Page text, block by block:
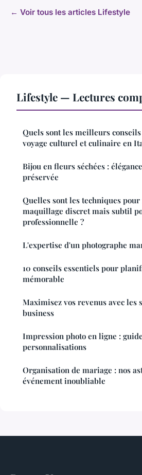
← Voir tous les articles Lifestyle
Lifestyle — Lectures
Quels sont les meilleurs
voyage culturel et culinaire en
Bijou en fleurs séchées :
préservée
Quelles sont les techniques
maquillage discret mais subtil
professionnelle ?
L'expertise d'un photographe
10 conseils essentiels pour
mémorable
Maximisez vos revenus avec les
business
Impression photo en ligne :
personnalisations
Organisation de mariage : nos
événement inoubliable